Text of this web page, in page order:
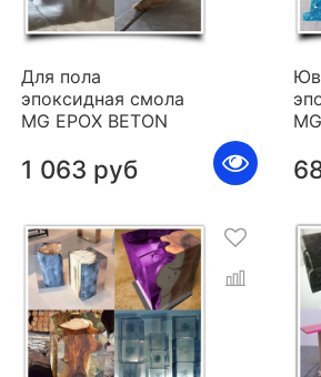
Для пола
эпоксидная смола
MG EPOX BETON
1 063 руб